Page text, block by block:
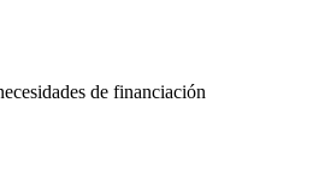
de financiación